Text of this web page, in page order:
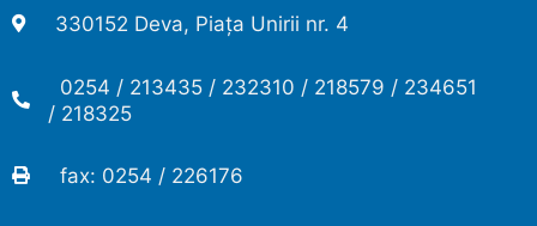
330152 Deva, Piața Unirii nr. 4
0254 / 213435 / 232310 / 218579 / 234651
/ 218325
fax: 0254 / 226176